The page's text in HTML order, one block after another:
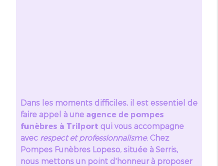
Dans les moments difficiles, il est essentiel de
faire appel à une agence de pompes
funèbres à Trilport qui vous accompagne
avec respect et professionnalisme. Chez
Pompes Funèbres Lopeso, située à Serris,
nous mettons un point d'honneur à proposer